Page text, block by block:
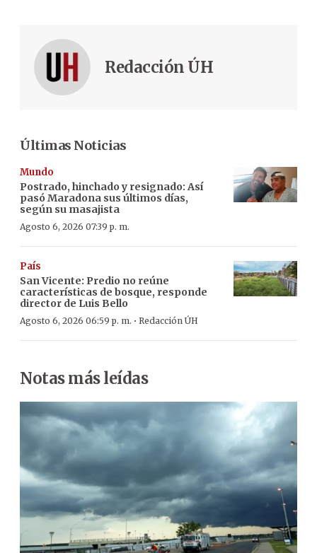
Redacción ÚH
Últimas Noticias
Mundo
Postrado, hinchado y resignado: Así
pasó Maradona sus últimos días,
según su masajista
Agosto 6, 2026 07:39 p. m.
País
San Vicente: Predio no reúne
características de bosque, responde
director de Luis Bello
Agosto 6, 2026 06:59 p. m. · Redacción ÚH
Notas más leídas